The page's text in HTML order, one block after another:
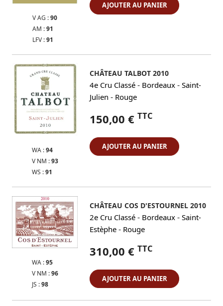
V AG :90
AM :91
LFV :91
AJOUTER AU PANIER
WA :94
V NM :93
WS :91
CHÂTEAU TALBOT 2010
4e Cru Classé - Bordeaux - Saint-
Julien - Rouge
150,00 € TTC
AJOUTER AU PANIER
WA :95
V NM :96
JS :98
CHÂTEAU COS D'ESTOURNEL 2010
2e Cru Classé - Bordeaux - Saint-
Estèphe - Rouge
310,00 € TTC
AJOUTER AU PANIER